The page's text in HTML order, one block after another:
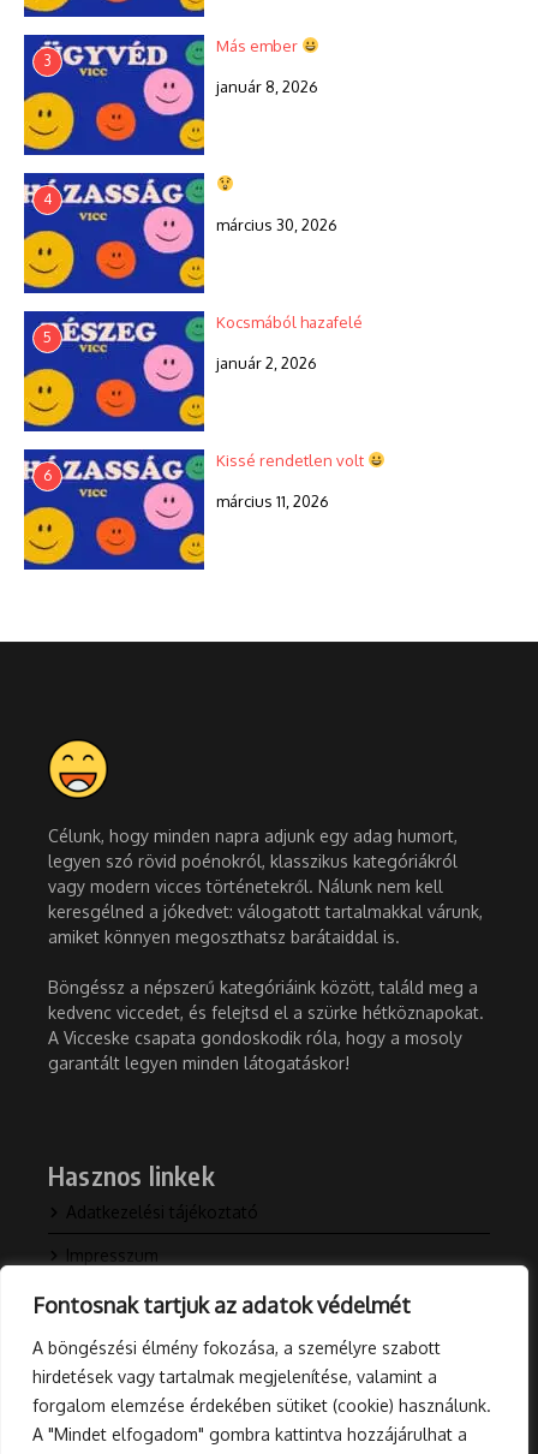
Fontosnak tartjuk az adatok védelmét
A böngészési élmény fokozása, a személyre szabott
hirdetések vagy tartalmak megjelenítése, valamint a
forgalom elemzése érdekében sütiket (cookie) használunk.
A "Mindet elfogadom" gombra kattintva hozzájárulhat a
3
Más ember
január 8, 2026
4
március 30, 2026
5
Kocsmából hazafelé
január 2, 2026
6
Kissé rendetlen volt
március 11, 2026
Célunk, hogy minden napra adjunk egy adag humort,
legyen szó rövid poénokról, klasszikus kategóriákról
vagy modern vicces történetekről. Nálunk nem kell
keresgélned a jókedvet: válogatott tartalmakkal várunk,
amiket könnyen megoszthatsz barátaiddal is.
Böngéssz a népszerű kategóriáink között, találd meg a
kedvenc viccedet, és felejtsd el a szürke hétköznapokat.
A Vicceske csapata gondoskodik róla, hogy a mosoly
garantált legyen minden látogatáskor!
Hasznos linkek
Adatkezelési tájékoztató
Impresszum
Kapcsolat
Rólunk
Blog